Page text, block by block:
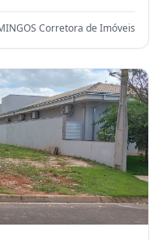
Corretora de Imóveis